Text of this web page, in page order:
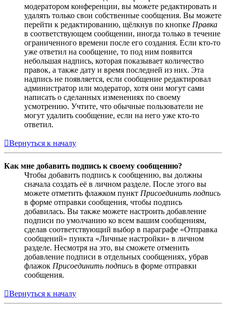
модератором конференции, вы можете редактировать и
удалять только свои собственные сообщения. Вы можете
перейти к редактированию, щёлкнув по кнопке Правка
в соответствующем сообщении, иногда только в течение
ограниченного времени после его создания. Если кто-то
уже ответил на сообщение, то под ним появится
небольшая надпись, которая показывает количество
правок, а также дату и время последней из них. Эта
надпись не появляется, если сообщение редактировал
администратор или модератор, хотя они могут сами
написать о сделанных изменениях по своему
усмотрению. Учтите, что обычные пользователи не
могут удалить сообщение, если на него уже кто-то
ответил.
Вернуться к началу
Как мне добавить подпись к своему сообщению?
Чтобы добавить подпись к сообщению, вы должны
сначала создать её в личном разделе. После этого вы
можете отметить флажком пункт Присоединить подпись
в форме отправки сообщения, чтобы подпись
добавилась. Вы также можете настроить добавление
подписи по умолчанию ко всем вашим сообщениям,
сделав соответствующий выбор в параграфе «Отправка
сообщений» пункта «Личные настройки» в личном
разделе. Несмотря на это, вы сможете отменить
добавление подписи в отдельных сообщениях, убрав
флажок Присоединить подпись в форме отправки
сообщения.
Вернуться к началу